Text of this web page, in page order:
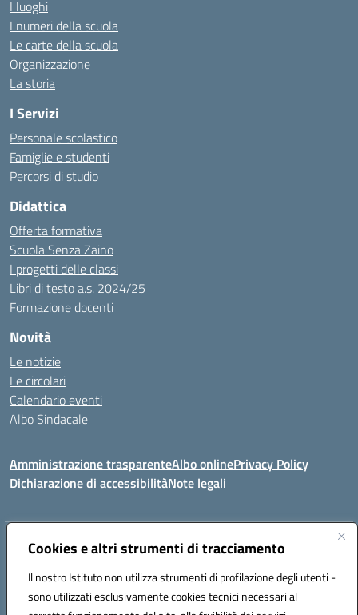
Cookies e altri strumenti di tracciamento
Il nostro Istituto non utilizza strumenti di profilazione degli utenti -
sono utilizzati esclusivamente cookies tecnici necessari al
I luoghi
I numeri della scuola
Le carte della scuola
Organizzazione
La storia
I Servizi
Personale scolastico
Famiglie e studenti
Percorsi di studio
Didattica
Offerta formativa
Scuola Senza Zaino
I progetti delle classi
Libri di testo a.s. 2024/25
Formazione docenti
Novità
Le notizie
Le circolari
Calendario eventi
Albo Sindacale
Amministrazione trasparenteAlbo onlinePrivacy Policy
Dichiarazione di accessibilitàNote legali
Indirizzo:Via Felice Cavallotti, 15 -84020 - Oliveto Citra
Posta elettronica certificata (PEC):saic81300d@pec.istruzione.it
Codice fiscale: 82005110653